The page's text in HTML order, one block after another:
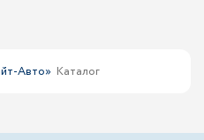
Авто» Каталог